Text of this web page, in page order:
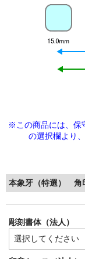
※この商品には、保
の選択欄より、
本象牙（特選） 角
彫刻書体（法人）